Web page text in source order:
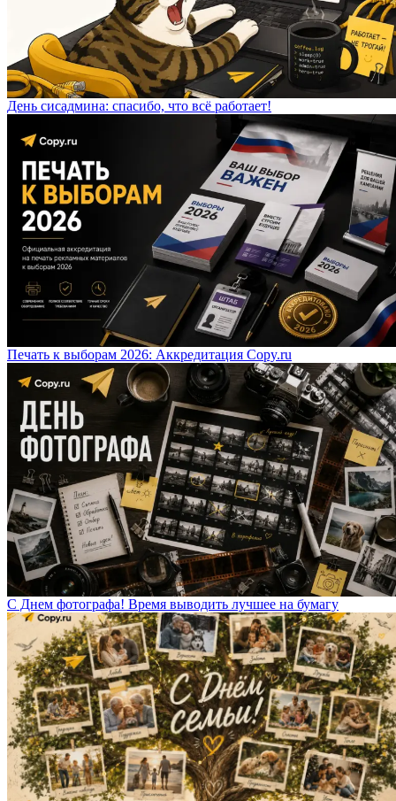
День сисадмина: спасибо, что всё работает!
Печать к выборам 2026: Аккредитация Copy.ru
С Днем фотографа! Время выводить лучшее на бумагу